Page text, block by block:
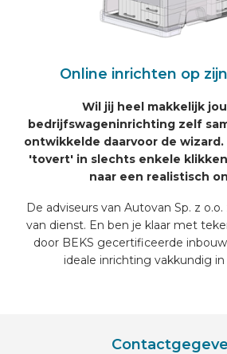
Online inrichten op
Wil jij heel makkelijk
bedrijfswageninrichting zelf
ontwikkelde daarvoor de
'tovert' in slechts enkele
naar een realistisch
De adviseurs van Autovan Sp. z
van dienst. En ben je klaar met
door BEKS gecertificeerde
ideale inrichting vakkundig